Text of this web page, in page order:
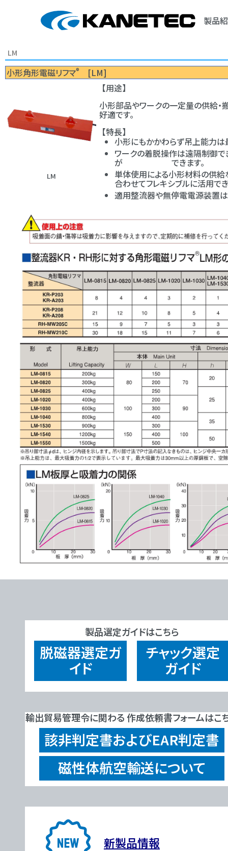
製品
LM
小形角形電磁リフマ® [LM]
LM
【用途】
小形部品やワークの一定量の供給・
好適です。
【特長】
小形にもかかわらず吊上能力は
ワークの着脱操作は遠隔制御
が できます。
単体使用による小形材料の
合わせてフレキシブルに活用でき
適用整流器や無停電電源装置は
製品選定ガイドはこちら
脱磁器選定ガ
イド
チャック選定
ガイド
輸出貿易管理令に関わる 作成依頼書フォームはこ
該非判定書およびEAR判定書
磁性体航空輸送について
新製品情報